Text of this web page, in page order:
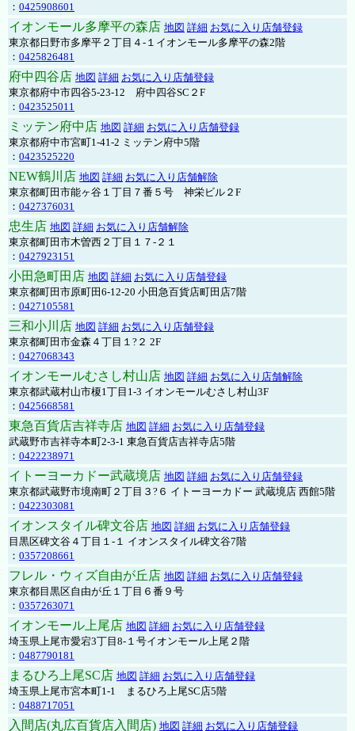
： 0425908601
イオンモール多摩平の森店 地図 詳細 お気に入り店舗登録
東京都日野市多摩平２丁目４-１イオンモール多摩平の森2階
： 0425826481
府中四谷店 地図 詳細 お気に入り店舗登録
東京都府中市四谷5-23-12 府中四谷SC２F
： 0423525011
ミッテン府中店 地図 詳細 お気に入り店舗登録
東京都府中市宮町1-41-2 ミッテン府中5階
： 0423525220
NEW鶴川店 地図 詳細 お気に入り店舗解除
東京都町田市能ヶ谷１丁目７番５号 神栄ビル２F
： 0427376031
忠生店 地図 詳細 お気に入り店舗解除
東京都町田市木曽西２丁目１７-２１
： 0427923151
小田急町田店 地図 詳細 お気に入り店舗登録
東京都町田市原町田6-12-20 小田急百貨店町田店7階
： 0427105581
三和小川店 地図 詳細 お気に入り店舗登録
東京都町田市金森４丁目１?２ 2F
： 0427068343
イオンモールむさし村山店 地図 詳細 お気に入り店舗解除
東京都武蔵村山市榎1丁目1-3 イオンモールむさし村山3F
： 0425668581
東急百貨店吉祥寺店 地図 詳細 お気に入り店舗登録
武蔵野市吉祥寺本町2-3-1 東急百貨店吉祥寺店5階
： 0422238971
イトーヨーカドー武蔵境店 地図 詳細 お気に入り店舗登録
東京都武蔵野市境南町２丁目３?６ イトーヨーカドー 武蔵境店 西館5階
： 0422303081
イオンスタイル碑文谷店 地図 詳細 お気に入り店舗登録
目黒区碑文谷４丁目１-１ イオンスタイル碑文谷7階
： 0357208661
フレル・ウィズ自由が丘店 地図 詳細 お気に入り店舗登録
東京都目黒区自由が丘１丁目６番９号
： 0357263071
イオンモール上尾店 地図 詳細 お気に入り店舗登録
埼玉県上尾市愛宕3丁目8-１号イオンモール上尾２階
： 0487790181
まるひろ上尾SC店 地図 詳細 お気に入り店舗登録
埼玉県上尾市宮本町1-1 まるひろ上尾SC店5階
： 0488717051
入間店(丸広百貨店入間店) 地図 詳細 お気に入り店舗登録